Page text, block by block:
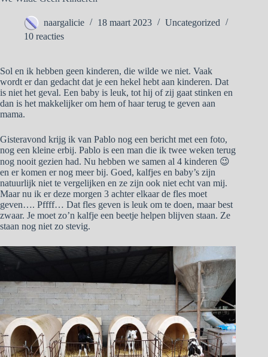
naargalicie 18 maart 2023
Uncategorized
10 reacties
Sol en ik hebben geen kinderen, die wilde we niet. Vaak
wordt er dan gedacht dat je een hekel hebt aan kinderen. Dat
is niet het geval. Een baby is leuk, tot hij of zij gaat stinken en
dan is het makkelijker om hem of haar terug te geven aan
mama.
Gisteravond krijg ik van Pablo nog een bericht met een foto,
nog een kleine erbij. Pablo is een man die ik twee weken terug
nog nooit gezien had. Nu hebben we samen al 4 kinderen 😉
en er komen er nog meer bij. Goed, kalfjes en baby’s zijn
natuurlijk niet te vergelijken en ze zijn ook niet echt van mij.
Maar nu ik er deze morgen 3 achter elkaar de fles moet
geven…. Pffff… Dat fles geven is leuk om te doen, maar best
zwaar. Je moet zo’n kalfje een beetje helpen blijven staan. Ze
staan nog niet zo stevig.